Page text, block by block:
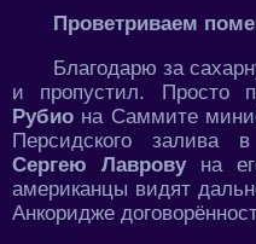
Проветриваем
Благодарю за
и пропустил. Просто
Рубио на Саммите
Персидского залива
Сергею Лавровуна
американцы видят
Анкоридже